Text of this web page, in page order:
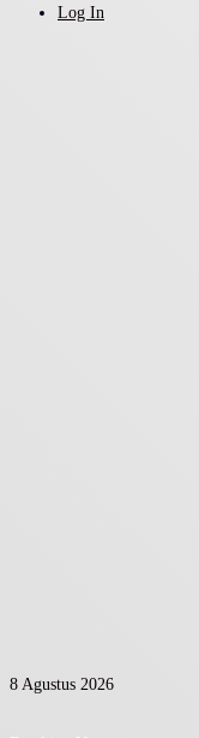
Log In
8 Agustus 2026